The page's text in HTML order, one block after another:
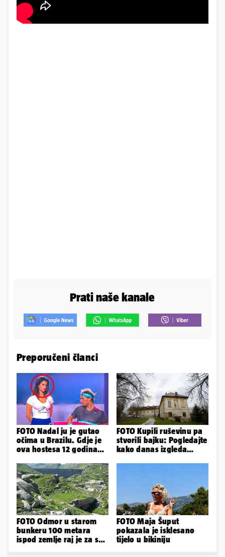
Prati naše kanale
Preporučeni članci
FOTO Nadal ju je gutao
očima u Brazilu. Gdje je
ova hostesa 12 godina
FOTO Kupili ruševinu pa
stvorili bajku: Pogledajte
kako danas izgleda
FOTO Odmor u starom
bunkeru 100 metara
ispod zemlje raj je za sva
FOTO Maja Šuput
pokazala je isklesano
tijelo u bikiniju